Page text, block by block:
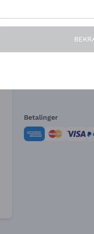
Hvem vi er
Betalinger